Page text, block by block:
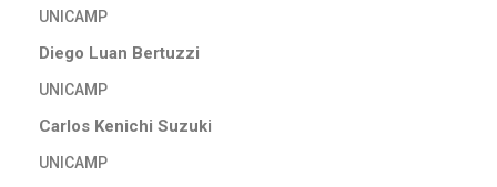
UNICAMP
Diego Luan Bertuzzi
UNICAMP
Carlos Kenichi Suzuki
UNICAMP